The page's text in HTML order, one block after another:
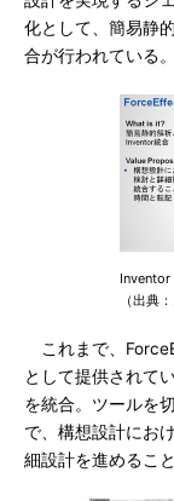
化として、簡易静
合が行われている。
Inventor
（出典
これまで、
として提供されて
を統合。ツールを
で、構想設計にお
細設計を進めるこ